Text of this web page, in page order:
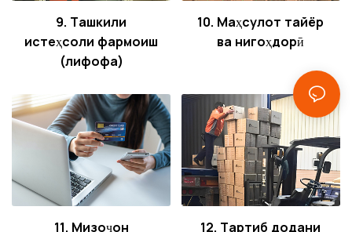
9. Ташкили
истеҳсоли фармоиш
(лифофа)
10. Маҳсулот тайёр
ва нигоҳдорӣ
11. Мизоҷон
12. Тартиб додани